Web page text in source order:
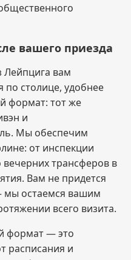
вашего приезда
Лейпцига вам
по столице, удобнее
формат: тот же
и
Мы обеспечим
от инспекции
трансферов в
Вам не придется
мы остаемся вашим
всего визита.
формат — это
расписания и